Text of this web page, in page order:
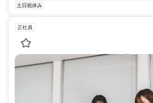
土日祝休み
正社員